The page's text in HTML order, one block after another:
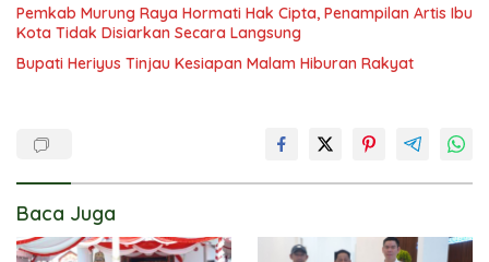
Pemkab Murung Raya Hormati Hak Cipta, Penampilan Artis Ibu
Kota Tidak Disiarkan Secara Langsung
Bupati Heriyus Tinjau Kesiapan Malam Hiburan Rakyat
Baca Juga